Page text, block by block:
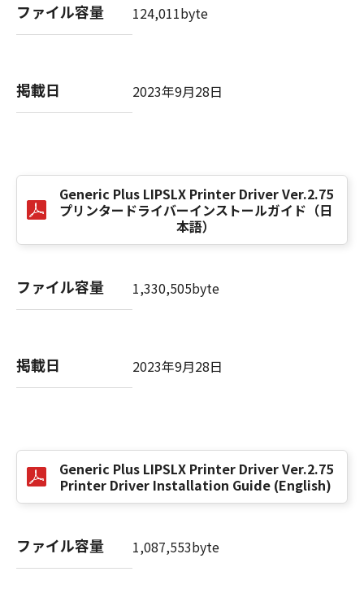
terms are used in 48 C.F.R. 12.212 (Sept 1995).
Consistent with 48 C.F.R. 12.212 and 48 C.F.R.
the SOFTWARE with only those rights set
forth herein. The manufacturer is Canon
本条項中で使用される"the SOFTWARE"とは、
本契約書中で定義される「本ソフトウェア」を
意味し、指し示すものとします。
10．分離可能性
律により無効であると決定された場合でも、そ
の他の条項は完全に有効に存続するものとしま
以 上
No. I010G021619
ファイル容量 124,011byte
掲載日 2023年9月28日
Generic Plus LIPSLX Printer Driver Ver.2.75
プリンタードライバーインストールガイド（日
本語）
ファイル容量 1,330,505byte
掲載日 2023年9月28日
Generic Plus LIPSLX Printer Driver Ver.2.75
Printer Driver Installation Guide (English)
ファイル容量 1,087,553byte